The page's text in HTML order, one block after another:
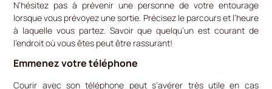
N’hésitez pas à prévenir une personne de votre entourage
lorsque vous prévoyez une sortie. Précisez le parcours et l’heure
à laquelle vous partez. Savoir que quelqu’un est courant de
l’endroit où vous êtes peut être rassurant!
Emmenez votre téléphone
Courir avec son téléphone peut s’avérer très utile en cas